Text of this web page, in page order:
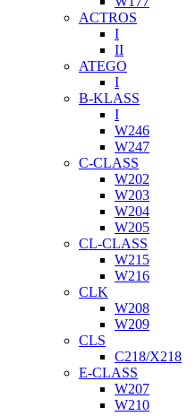
ACTROS
I
II
ATEGO
I
B-KLASS
I
W246
W247
C-CLASS
W202
W203
W204
W205
CL-CLASS
W215
W216
CLK
W208
W209
CLS
C218/X218
E-CLASS
W207
W210